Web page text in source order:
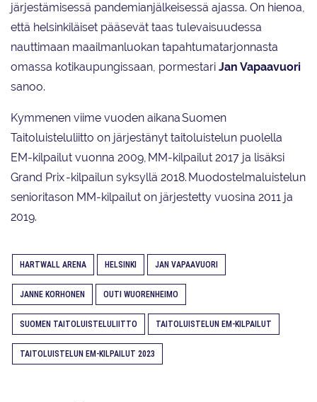
järjestämisessä pandemianjälkeisessä ajassa. On hienoa,
että helsinkiläiset pääsevät taas tulevaisuudessa
nauttimaan maailmanluokan tapahtumatarjonnasta
omassa kotikaupungissaan, pormestari Jan Vapaavuori
sanoo.
Kymmenen viime vuoden aikana Suomen
Taitoluisteluliitto on järjestänyt taitoluistelun puolella
EM-kilpailut vuonna 2009, MM-kilpailut 2017 ja lisäksi
Grand Prix -kilpailun syksyllä 2018. Muodostelmaluistelun
senioritason MM-kilpailut on järjestetty vuosina 2011 ja
2019.
HARTWALL ARENA HELSINKI JAN VAPAAVUORI
JANNE KORHONEN OUTI WUORENHEIMO
SUOMEN TAITOLUISTELULIITTO TAITOLUISTELUN EM-KILPAILUT
TAITOLUISTELUN EM-KILPAILUT 2023